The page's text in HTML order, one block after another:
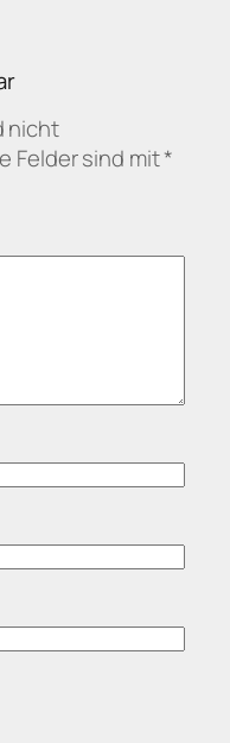
nicht
Felder sind mit*